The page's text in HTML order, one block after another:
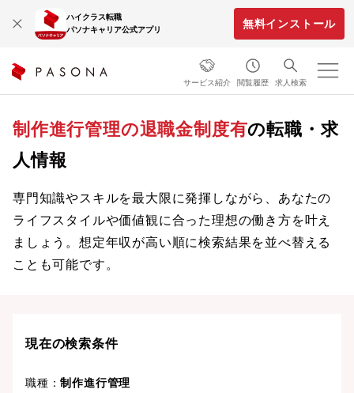
ハイクラス転職
パソナキャリア公式アプリ
無料インストール
サービス紹介 閲覧履歴 求人検索
制作進行管理の退職金制度有の転職・求
人情報
専門知識やスキルを最大限に発揮しながら、あなたの
ライフスタイルや価値観に合った理想の働き方を叶え
ましょう。想定年収が高い順に検索結果を並べ替える
ことも可能です。
現在の検索条件
職種：制作進行管理